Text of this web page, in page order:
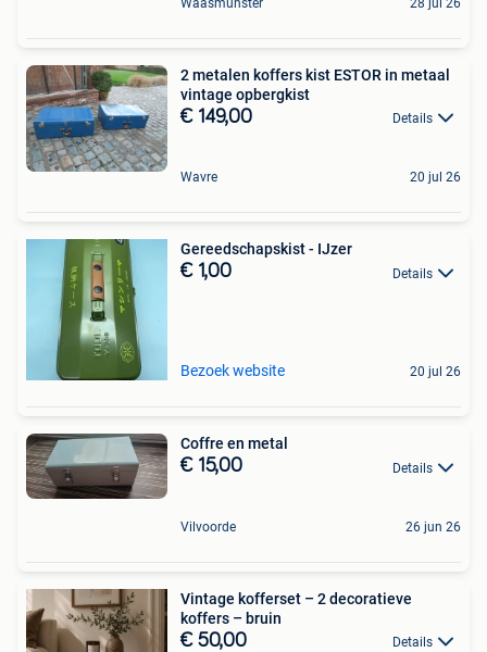
Waasmunster 28 jul 26
2 metalen koffers kist ESTOR in metaal
vintage opbergkist
€ 149,00 Details
Wavre 20 jul 26
Gereedschapskist - IJzer
€ 1,00 Details
Bezoek website 20 jul 26
Coffre en metal
€ 15,00 Details
Vilvoorde 26 jun 26
Vintage kofferset – 2 decoratieve
koffers – bruin
€ 50,00 Details